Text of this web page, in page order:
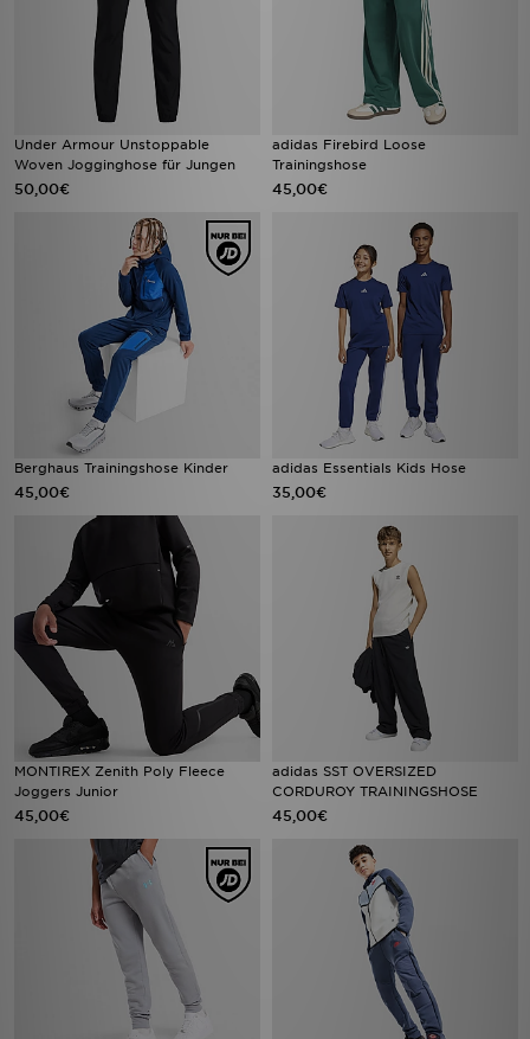
Under Armour Unstoppable
Woven Jogginghose für Jungen
50,00€
adidas Firebird Loose
Trainingshose
45,00€
Berghaus Trainingshose Kinder
45,00€
adidas Essentials Kids Hose
35,00€
MONTIREX Zenith Poly Fleece
Joggers Junior
45,00€
adidas SST OVERSIZED
CORDUROY TRAININGSHOSE
45,00€